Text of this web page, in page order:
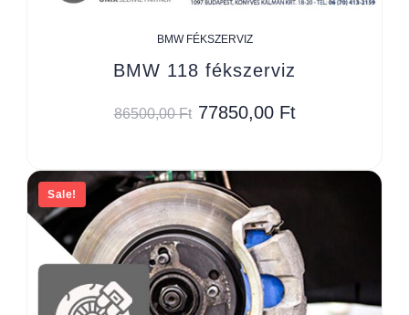
BMW FÉKSZERVIZ
BMW 118 fékszerviz
86500,00Ft 77850,00 Ft
Sale!